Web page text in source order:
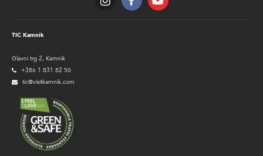
TIC Kamnik
Glavni trg 2, Kamnik
+386 1 831 82 50
tic@visitkamnik.com